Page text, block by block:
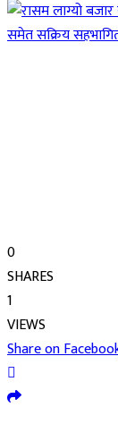
0
SHARES
1
VIEWS
Share on